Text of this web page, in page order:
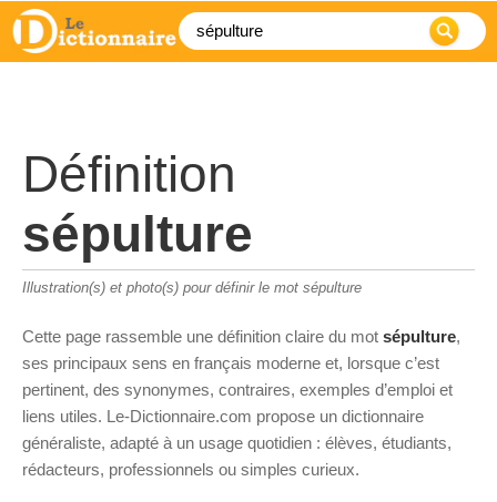
Définition
sépulture
Illustration(s) et photo(s) pour définir le mot sépulture
Cette page rassemble une définition claire du mot sépulture,
ses principaux sens en français moderne et, lorsque c’est
pertinent, des synonymes, contraires, exemples d’emploi et
liens utiles. Le-Dictionnaire.com propose un dictionnaire
généraliste, adapté à un usage quotidien : élèves, étudiants,
rédacteurs, professionnels ou simples curieux.